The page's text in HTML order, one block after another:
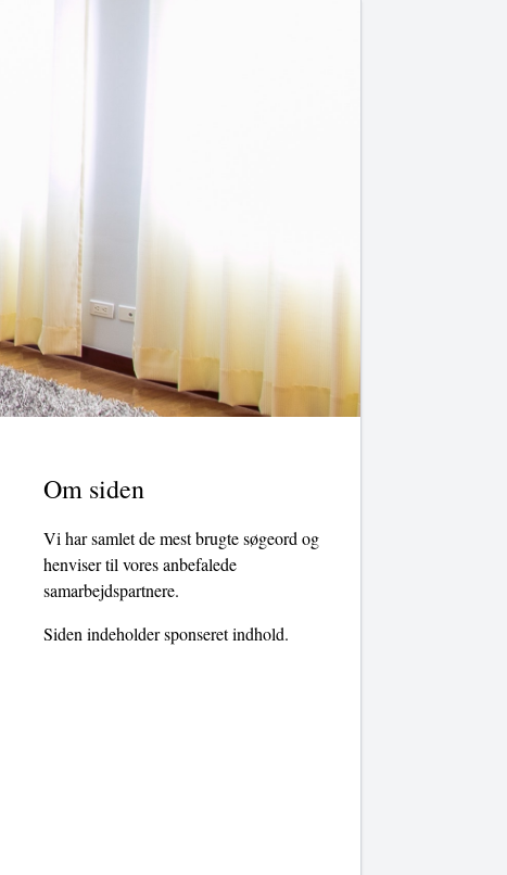
Om siden
Vi har samlet de mest brugte søgeord og
henviser til vores anbefalede
samarbejdspartnere.
Siden indeholder sponseret indhold.